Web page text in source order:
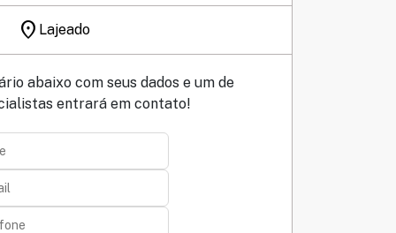
location_on Lajeado
abaixo com seus dados e um de
entrará em contato!